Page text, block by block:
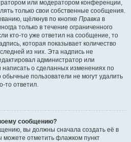
или модератором конференции,
только свои собственные сообщения.
щёлкнув по кнопке Правка в
только в течение ограниченного
кто-то уже ответил на сообщение, то
которая показывает количество
из них. Эта надпись не
администратор или
написать о сделанных изменениях по
пользователи не могут удалить
то ответил.
сообщению?
вы должны сначала создать её в
можете отметить флажком пункт